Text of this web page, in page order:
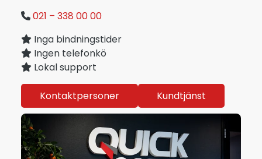
021 – 338 00 00
Inga bindningstider
Ingen telefonkö
Lokal support
Kontaktpersoner Kundtjänst